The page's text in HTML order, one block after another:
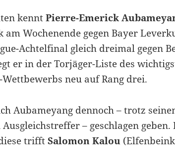
kenntPierre-Emerick
am Wochenende gegen Bayer
Achtelfinal gleich dreimal gegen
er in der Torjäger-Liste des
neu auf Rang drei.
Aubameyang dennoch – trotz
– geschlagen geben.
trifftSalomon Kalou